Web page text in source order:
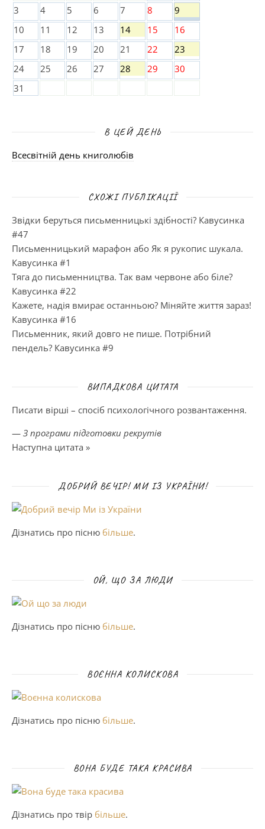
3
4 5 6 7 8
9
10
11 12 13 14 15
16
17
18 19 20 21 22
23
24
25 26 27 28 29
30
31
В ЦЕЙ ДЕНЬ
Всесвітній день книголюбів
СХОЖІ ПУБЛІКАЦІЇ
Звідки беруться письменницькі здібності? Кавусинка
#47
Письменницький марафон або Як я рукопис шукала.
Кавусинка #1
Тяга до письменництва. Так вам червоне або біле?
Кавусинка #22
Кажете, надія вмирає останньою? Міняйте життя зараз!
Кавусинка #16
Письменник, який довго не пише. Потрібний
пендель? Кавусинка #9
ВИПАДКОВА ЦИТАТА
Писати вірші – спосіб психологічного розвантаження.
— З програми підготовки рекрутів
Наступна цитата »
ДОБРИЙ ВЕЧІР! МИ ІЗ УКРАЇНИ!
Дізнатись про пісню більше.
ОЙ, ЩО ЗА ЛЮДИ
Дізнатись про пісню більше.
ВОЄННА КОЛИСКОВА
Дізнатись про пісню більше.
ВОНА БУДЕ ТАКА КРАСИВА
Дізнатись про твір більше.